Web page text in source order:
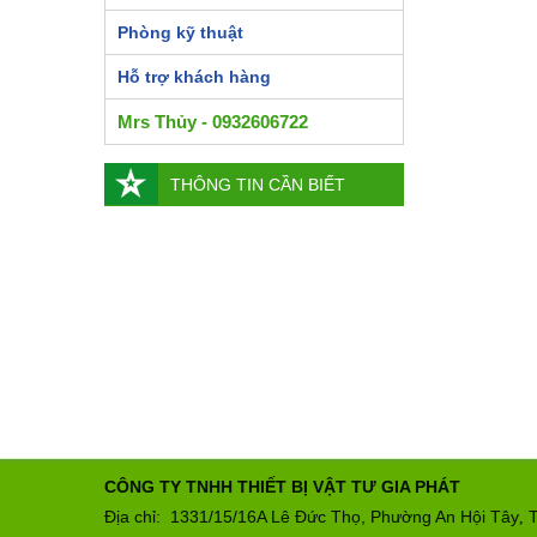
Phòng kỹ thuật
Hỗ trợ khách hàng
Mrs Thủy - 0932606722
THÔNG TIN CẦN BIẾT
CÔNG TY TNHH THIẾT BỊ VẬT TƯ GIA PHÁT
Địa chỉ: 1331/15/16A Lê Đức Thọ, Phường An Hội Tây,